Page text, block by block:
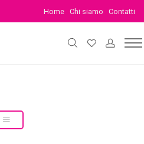
Home Chi siamo Contatti